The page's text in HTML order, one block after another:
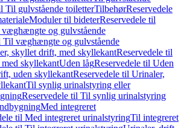
Til gulvstående toiletterTilbehørReservedele
Moduler til bideterReservedele til
og gulvstående
Til væghængte og gulvstående
skyllet drift, med skyllekantReservedele til
skyllekantUden lågReservedele til Uden
uden skyllekantReservedele til Urinaler,
Til synlig urinalstyring eller
Reservedele til Til synlig urinalstyring
Med integreret
til Med integreret urinalstyringTil integreret